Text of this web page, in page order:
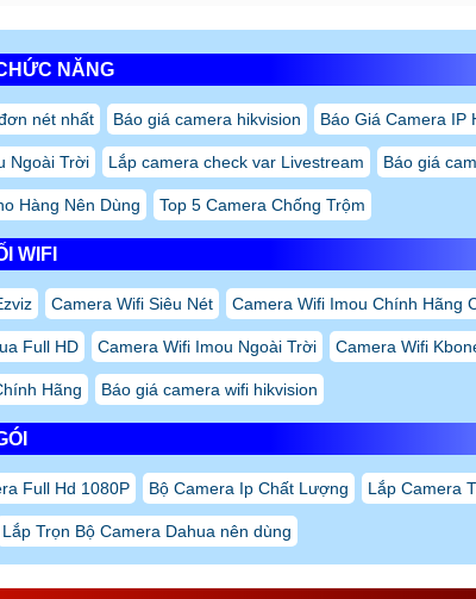
NĂNG
nét nhất Báo giá camera hikvision Báo Giá Camera IP
Ngoài Trời Lắp camera check var Livestream Báo giá
Hàng Nên Dùng Top 5 Camera Chống Trộm
WIFI
Camera Wifi Siêu Nét Camera Wifi Imou Chính Hãng
Full HD Camera Wifi Imou Ngoài Trời Camera Wifi
Hãng Báo giá camera wifi hikvision
Full Hd 1080P Bộ Camera Ip Chất Lượng Lắp Camera
Lắp Trọn Bộ Camera Dahua nên dùng